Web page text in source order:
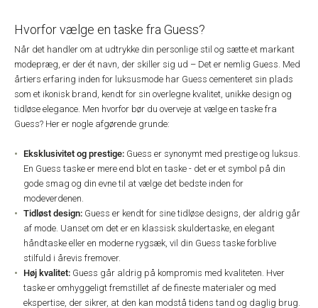
Hvorfor vælge en taske fra Guess?
Når det handler om at udtrykke din personlige stil og sætte et markant
modepræg, er der ét navn, der skiller sig ud – Det er nemlig Guess. Med
årtiers erfaring inden for luksusmode har Guess cementeret sin plads
som et ikonisk brand, kendt for sin overlegne kvalitet, unikke design og
tidløse elegance. Men hvorfor bør du overveje at vælge en taske fra
Guess? Her er nogle afgørende grunde:
Eksklusivitet og prestige: Guess er synonymt med prestige og luksus.
En Guess taske er mere end blot en taske - det er et symbol på din
gode smag og din evne til at vælge det bedste inden for
modeverdenen.
Tidløst design: Guess er kendt for sine tidløse designs, der aldrig går
af mode. Uanset om det er en klassisk skuldertaske, en elegant
håndtaske eller en moderne rygsæk, vil din Guess taske forblive
stilfuld i årevis fremover.
Høj kvalitet: Guess går aldrig på kompromis med kvaliteten. Hver
taske er omhyggeligt fremstillet af de fineste materialer og med
ekspertise, der sikrer, at den kan modstå tidens tand og daglig brug.